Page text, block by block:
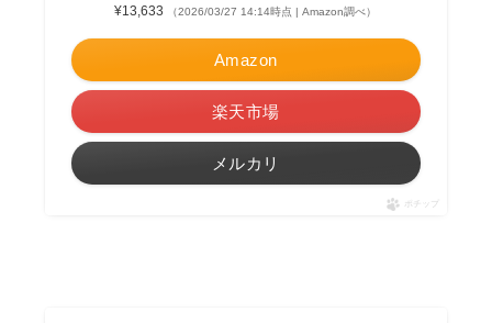
¥13,633 （2026/03/27 14:14時点 | Amazon調べ）
Amazon
楽天市場
メルカリ
ポチップ